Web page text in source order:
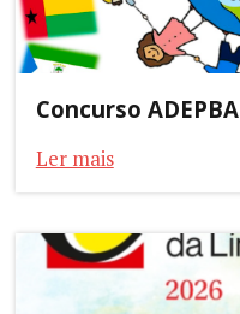
Concurso ADEPBA
Ler mais